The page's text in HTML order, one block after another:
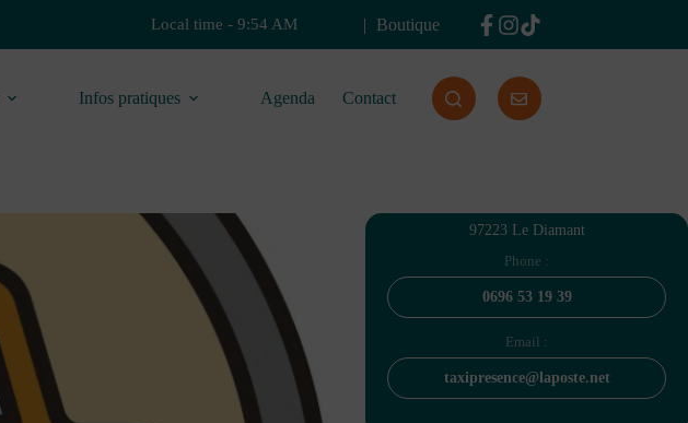
Local time - 9:54 AM Boutique
Infos pratiques Agenda Contact
97223 Le Diamant
Phone :
0696 53 19 39
Email :
taxipresence@laposte.net